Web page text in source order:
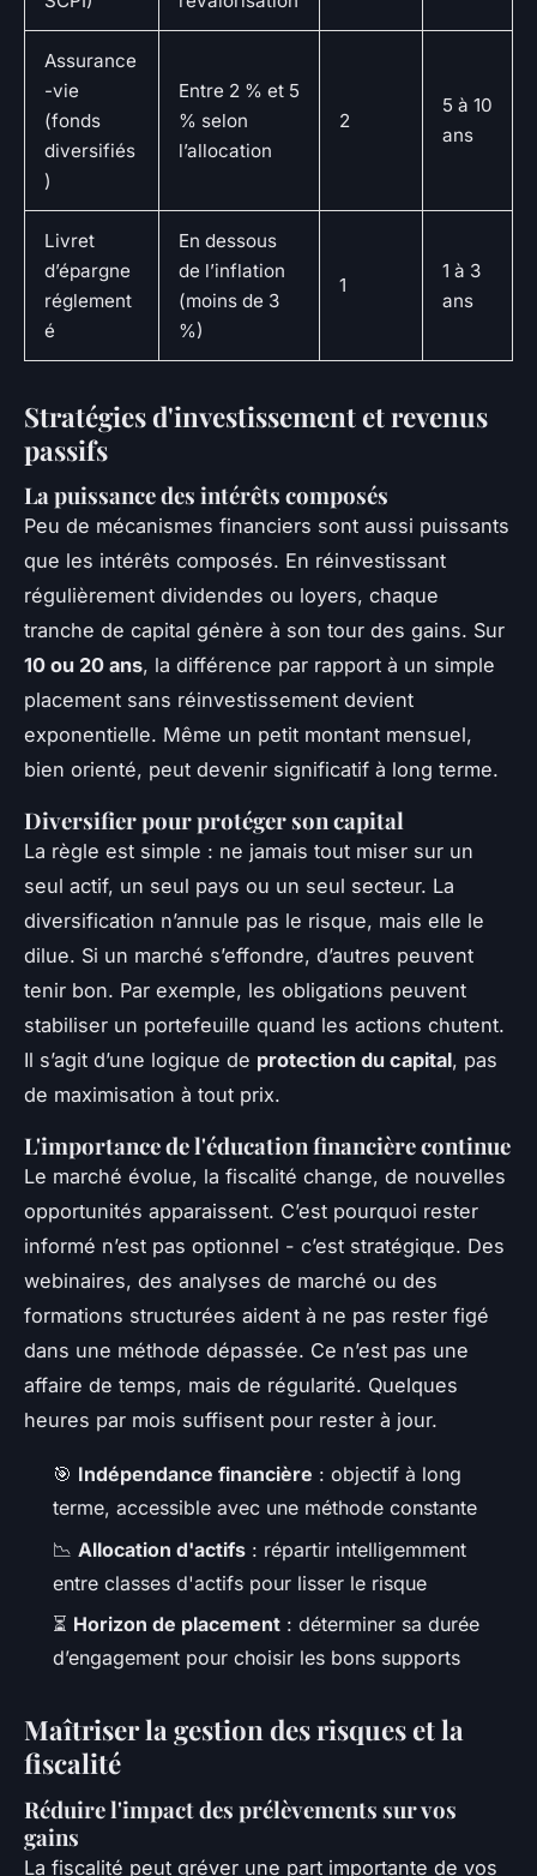
Assurance
-vie
(fonds
diversifiés
)
Entre 2 % et 5
% selon
l’allocation
2
5 à 10
ans
Livret
d’épargne
réglement
é
En dessous
de l’inflation
(moins de 3
%)
1
1 à 3
ans
Stratégies d'investissement et revenus
passifs
La puissance des intérêts composés
Peu de mécanismes financiers sont aussi puissants
que les intérêts composés. En réinvestissant
régulièrement dividendes ou loyers, chaque
tranche de capital génère à son tour des gains. Sur
10 ou 20 ans, la différence par rapport à un simple
placement sans réinvestissement devient
exponentielle. Même un petit montant mensuel,
bien orienté, peut devenir significatif à long terme.
Diversifier pour protéger son capital
La règle est simple : ne jamais tout miser sur un
seul actif, un seul pays ou un seul secteur. La
diversification n’annule pas le risque, mais elle le
dilue. Si un marché s’effondre, d’autres peuvent
tenir bon. Par exemple, les obligations peuvent
stabiliser un portefeuille quand les actions chutent.
Il s’agit d’une logique de protection du capital, pas
de maximisation à tout prix.
L'importance de l'éducation financière continue
Le marché évolue, la fiscalité change, de nouvelles
opportunités apparaissent. C’est pourquoi rester
informé n’est pas optionnel - c’est stratégique. Des
webinaires, des analyses de marché ou des
formations structurées aident à ne pas rester figé
dans une méthode dépassée. Ce n’est pas une
affaire de temps, mais de régularité. Quelques
heures par mois suffisent pour rester à jour.
🎯 Indépendance financière : objectif à long
terme, accessible avec une méthode constante
📉 Allocation d'actifs : répartir intelligemment
entre classes d'actifs pour lisser le risque
⏳ Horizon de placement : déterminer sa durée
d’engagement pour choisir les bons supports
Maîtriser la gestion des risques et la
fiscalité
Réduire l'impact des prélèvements sur vos
gains
La fiscalité peut gréver une part importante de vos